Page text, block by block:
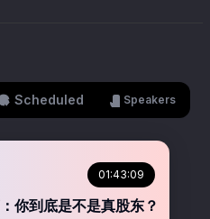
Scheduled Speakers
01:43:09
你到底是不是真股东？